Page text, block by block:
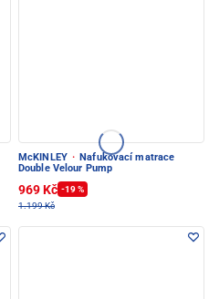
McKINLEY · Nafukovací matrace
Double Velour Pump
969 Kč -19 %
1.199 Kč